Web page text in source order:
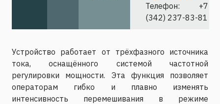
Телефон: +7
(342) 237-83-81
Устройство работает от трёхфазного источника
тока, оснащённого системой частотной
регулировки мощности. Эта функция позволяет
операторам гибко и плавно изменять
интенсивность перемешивания в режиме